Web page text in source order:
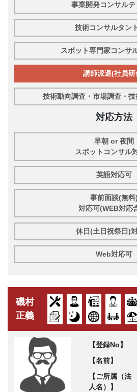
事業開発コンサル
技術コンサルタン
スポット専門家コンサ
講師派遣(社員研
技術動向調査・市場調査・
対応方法
早朝 or 夜間
スポットコンサル
英語対応可
事前面談(無料)
対応可(WEB対応
休日(土日祝祭日)
Web対応可
磯村
正義
【登録No】
【名前】
【ご所属（法
人名）】